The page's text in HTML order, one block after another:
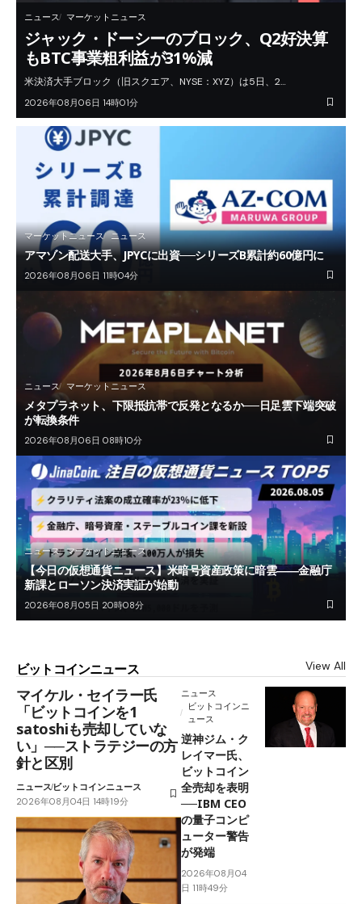
ニュース マーケットニュース
ジャック・ドーシーのブロック、Q2好決算
もBTC事業粗利益が31%減
米決済大手ブロック（旧スクエア、NYSE：XYZ）は5日、2…
2026年08月06日 14時01分
マーケットニュース ニュース
アマゾン配送大手、JPYCに出資──シリーズB累計約60億円に
2026年08月06日 11時04分
ニュース マーケットニュース
メタプラネット、下限抵抗帯で反発となるか──日足雲下端突破
が転換条件
2026年08月06日 08時10分
ニュース マーケットニュース
【今日の仮想通貨ニュース】米暗号資産政策に暗雲――金融庁
新課とローソン決済実証が始動
2026年08月05日 20時08分
ビットコインニュース View All
マイケル・セイラー氏
「ビットコインを1
satoshiも売却していな
い」──ストラテジーの方
針と区別
ニュースビットコインニュース
2026年08月04日 14時19分
ニュース
ビットコインニ
ュース
逆神ジム・ク
レイマー氏、
ビットコイン
全売却を表明
──IBM CEO
の量子コンピ
ューター警告
が発端
2026年08月04
日 11時49分